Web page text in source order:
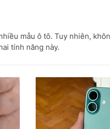
mẫu ô tô. Tuy nhiên,
tính năng này.